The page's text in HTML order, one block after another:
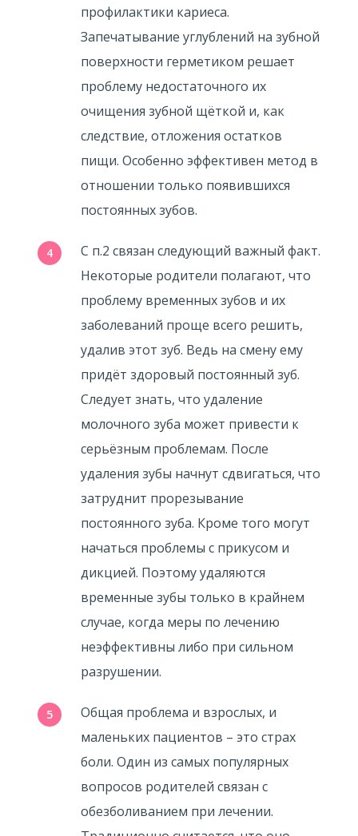
профилактики кариеса.
Запечатывание углублений на зубной
поверхности герметиком решает
проблему недостаточного их
очищения зубной щёткой и, как
следствие, отложения остатков
пищи. Особенно эффективен метод в
отношении только появившихся
постоянных зубов.
С п.2 связан следующий важный факт.
Некоторые родители полагают, что
проблему временных зубов и их
заболеваний проще всего решить,
удалив этот зуб. Ведь на смену ему
придёт здоровый постоянный зуб.
Следует знать, что удаление
молочного зуба может привести к
серьёзным проблемам. После
удаления зубы начнут сдвигаться, что
затруднит прорезывание
постоянного зуба. Кроме того могут
начаться проблемы с прикусом и
дикцией. Поэтому удаляются
временные зубы только в крайнем
случае, когда меры по лечению
неэффективны либо при сильном
разрушении.
Общая проблема и взрослых, и
маленьких пациентов – это страх
боли. Один из самых популярных
вопросов родителей связан с
обезболиванием при лечении.